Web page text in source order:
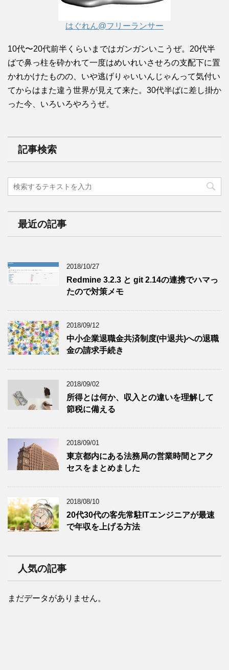
はぐれん@フリーランサー
10代〜20代前半くらいまではガンガンいこうぜ。20代半
ばで鼻っ柱を砕かれて一度はめいれいさせろの支配下に置
かれかけたものの、いや逃げりゃいいんじゃんって気付い
てからはまた違う世界が見えて来た。30代半ばに差し掛か
った今、いろいろやろうぜ。
記事検索
最近の記事
2018/10/27
Redmine 3.2.3 と git 2.14の連携でハマっ
たので対策メモ
2018/09/12
中小企業退職金共済制度(中退共)への退職
金の請求手続き
2018/09/02
所得とは何か、収入との違いを理解して
節税に備える
2018/09/01
東京都内にある法務局の営業時間とアク
セスをまとめました
2018/08/10
20代30代の客先常駐ITエンジニアが最速
で年収を上げる方法
人気の記事
まだデータがありません。